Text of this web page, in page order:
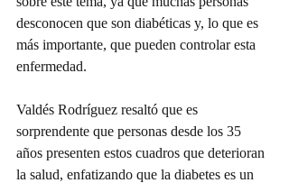
desconocen que son diabéticas y, lo que es
más importante, que pueden controlar esta
enfermedad.
Valdés Rodríguez resaltó que es
sorprendente que personas desde los 35
años presenten estos cuadros que deterioran
la salud, enfatizando que la diabetes es un